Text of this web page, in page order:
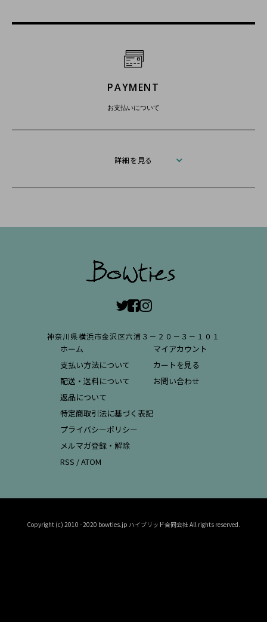
PAYMENT
お支払いについて
詳細を見る
神奈川県横浜市金沢区六浦３－２０－３－１０１
ホーム
支払い方法について
配送・送料について
返品について
特定商取引法に基づく表記
プライバシーポリシー
メルマガ登録・解除
RSS /ATOM
マイアカウント
カートを見る
お問い合わせ
Copyright (c) 2010 - 2020 bowties.jp ハイブリッド合同会社 All rights reserved.